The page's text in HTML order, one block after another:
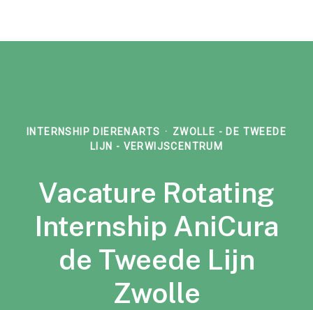
INTERNSHIP DIERENARTS · ZWOLLE - DE TWEEDE
LIJN - VERWIJSCENTRUM
Vacature Rotating
Internship AniCura
de Tweede Lijn
Zwolle